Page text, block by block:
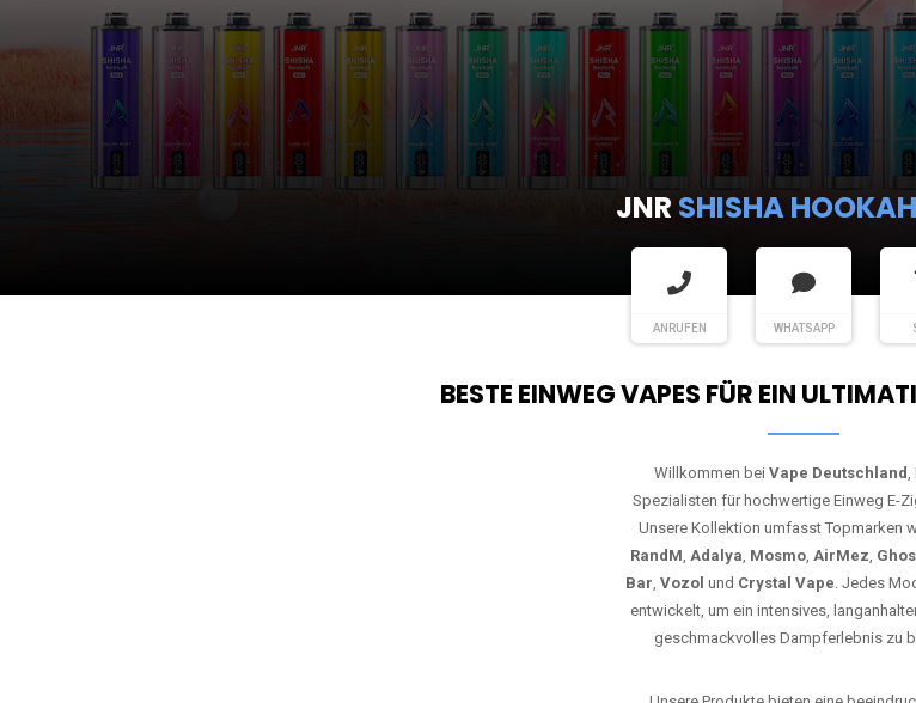
JNR SHISHA
ANRUFEN WHATSAPP
BESTE EINWEG VAPES FÜR EIN
Willkommen bei Vape Deutschland,
Spezialisten für hochwertige Einweg E-
Unsere Kollektion umfasst Topmarken
RandM, Adalya, Mosmo, AirMez,
Bar, Vozol und Crystal Vape. Jedes
entwickelt, um ein intensives,
geschmackvolles Dampferlebnis zu